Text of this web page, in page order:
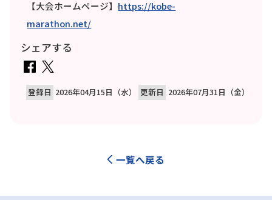
【大会ホームページ】 https://kobe-
marathon.net/
シェアする
登録日 2026年04月15日（水） 更新日 2026年07月31日（金）
一覧へ戻る